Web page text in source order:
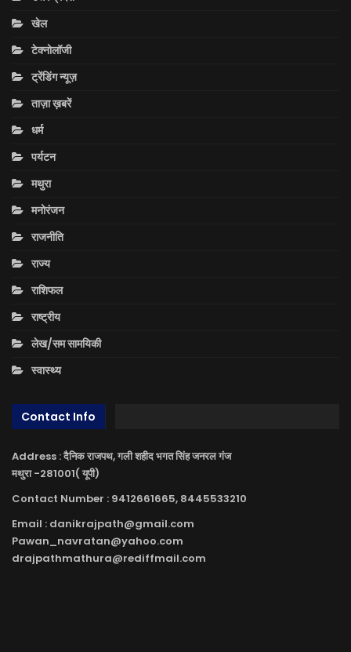
खेल
टेक्नोलॉजी
ट्रेंडिंग न्यूज़
ताज़ा ख़बरें
धर्म
पर्यटन
मथुरा
मनोरंजन
राजनीति
राज्य
राशिफल
राष्ट्रीय
लेख/सम सामयिकी
स्वास्थ्य
Contact Info
Address : दैनिक राजपथ, गली शहीद भगत सिंह जनरल गंज
मथुरा -281001( यूपी)
Contact Number : 9412661665, 8445533210
Email : danikrajpath@gmail.com
Pawan_navratan@yahoo.com
drajpathmathura@rediffmail.com